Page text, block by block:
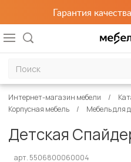
Гарантия
Интернет-магазин мебели
Корпусная мебель
Мебель для
Детская
арт. 5506800060004